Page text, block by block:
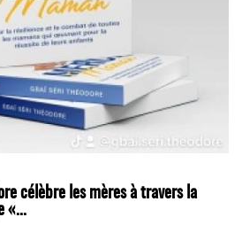
célèbre les mères à travers la
«...